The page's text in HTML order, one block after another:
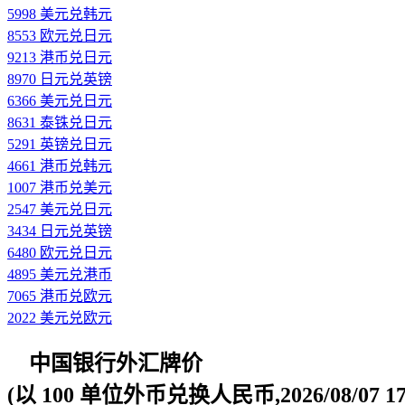
5998 美元兑韩元
8553 欧元兑日元
9213 港币兑日元
8970 日元兑英镑
6366 美元兑日元
8631 泰铢兑日元
5291 英镑兑日元
4661 港币兑韩元
1007 港币兑美元
2547 美元兑日元
3434 日元兑英镑
6480 欧元兑日元
4895 美元兑港币
7065 港币兑欧元
2022 美元兑欧元
中国银行外汇牌价
(以 100 单位外币兑换人民币,2026/08/07